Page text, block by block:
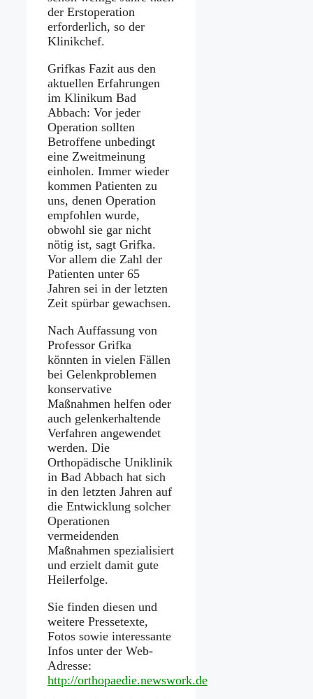
der Erstoperation
erforderlich, so der
Klinikchef.
Grifkas Fazit aus den
aktuellen Erfahrungen
im Klinikum Bad
Abbach: Vor jeder
Operation sollten
Betroffene unbedingt
eine Zweitmeinung
einholen. Immer wieder
kommen Patienten zu
uns, denen Operation
empfohlen wurde,
obwohl sie gar nicht
nötig ist, sagt Grifka.
Vor allem die Zahl der
Patienten unter 65
Jahren sei in der letzten
Zeit spürbar gewachsen.
Nach Auffassung von
Professor Grifka
könnten in vielen Fällen
bei Gelenkproblemen
konservative
Maßnahmen helfen oder
auch gelenkerhaltende
Verfahren angewendet
werden. Die
Orthopädische Uniklinik
in Bad Abbach hat sich
in den letzten Jahren auf
die Entwicklung solcher
Operationen
vermeidenden
Maßnahmen spezialisiert
und erzielt damit gute
Heilerfolge.
Sie finden diesen und
weitere Pressetexte,
Fotos sowie interessante
Infos unter der Web-
Adresse:
http://orthopaedie.newswork.de